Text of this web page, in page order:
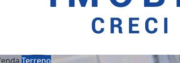
Terreno